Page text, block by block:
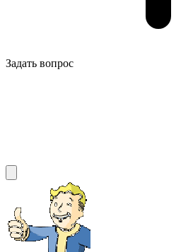
Задать вопрос